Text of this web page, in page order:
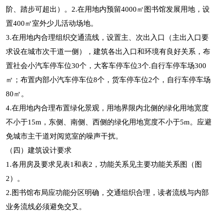
阶、踏步可超出）。2.在用地内预留4000㎡图书馆发展用地，设
置400㎡室外少儿活动场地。
3.在用地内合理组织交通流线，设置主、次出入口（主出入口要
求设在城市次干道一侧），建筑各出入口和环境有良好关系，布
置社会小汽车停车位30个，大客车停车位3个.自行车停车场300
㎡；布置内部小汽车停车位8个，货车停车位2个，自行车停车场
80㎡。
4.在用地内合理布置绿化景观，用地界限内北侧的绿化用地宽度
不小于15m，东侧、南侧、西侧的绿化用地宽度不小于5m。应避
免城市主干道对阅览室的噪声干扰。
（四）建筑设计要求
1.各用房及要求见表1和表2，功能关系见主要功能关系图（图
2）。
2.图书馆布局应功能分区明确，交通组织合理，读者流线与内部
业务流线必须避免交叉。